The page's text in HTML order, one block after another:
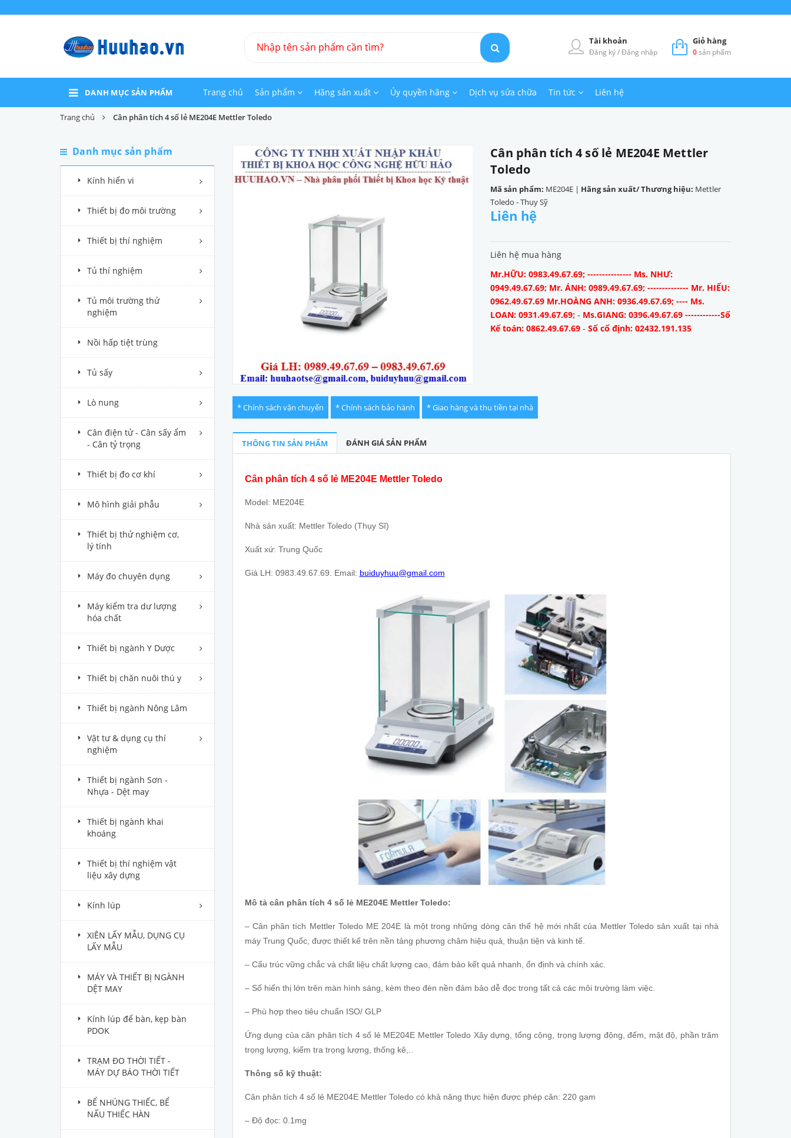
Giỏ hàng
0sản phẩm
Tài khoản
Đăng ký/Đăng nhập
DANH MỤC SẢN PHẨM Trang chủ Sản phẩm Hãng sản xuất Ủy quyền hãng Dịch vụ sửa chữa Tin tức Liên hệ
Trang chủ Cân phân tích 4 số lẻ ME204E Mettler Toledo
Danh mục sản phẩm
Kính hiển vi
Thiết bị đo môi trường
Thiết bị thí nghiệm
Tủ thí nghiệm
Tủ môi trường thử
nghiệm
Nồi hấp tiệt trùng
Tủ sấy
Lò nung
Cân điện tử - Cân sấy ẩm
- Cân tỷ trọng
Thiết bị đo cơ khí
Mô hình giải phẫu
Thiết bị thử nghiệm cơ,
lý tính
Máy đo chuyên dụng
Máy kiểm tra dư lượng
hóa chất
Thiết bị ngành Y Dược
Thiết bị chăn nuôi thú y
Thiết bị ngành Nông Lâm
Vật tư & dụng cụ thí
nghiệm
Thiết bị ngành Sơn -
Nhựa - Dệt may
Thiết bị ngành khai
khoáng
Thiết bị thí nghiệm vật
liệu xây dựng
Kính lúp
XIÊN LẤY MẪU, DỤNG CỤ
LẤY MẪU
MÁY VÀ THIẾT BỊ NGÀNH
DỆT MAY
Kính lúp để bàn, kẹp bàn
PDOK
TRẠM ĐO THỜI TIẾT -
MÁY DỰ BÁO THỜI TIẾT
BỂ NHÚNG THIẾC, BỂ
NẤU THIẾC HÀN
Cân phân tích 4 số lẻ ME204E Mettler
Toledo
Mã sản phẩm: ME204E | Hãng sản xuất/ Thương hiệu: Mettler
Toledo - Thụy Sỹ
Liên hệ
Liên hệ mua hàng
Mr.HỮU: 0983.49.67.69; --------------- Ms. NHƯ:
0949.49.67.69; Mr. ÁNH: 0989.49.67.69; -------------- Mr. HIẾU:
0962.49.67.69 Mr.HOÀNG ANH: 0936.49.67.69; ---- Ms.
LOAN: 0931.49.67.69; - Ms.GIANG: 0396.49.67.69 ------------Số
Kế toán: 0862.49.67.69 -Số cố định: 02432.191.135
* Chính sách vận chuyển * Chính sách bảo hành * Giao hàng và thu tiền tại nhà
THÔNG TIN SẢN PHẨM ĐÁNH GIÁ SẢN PHẨM
Cân phân tích 4 số lẻ ME204E Mettler Toledo
Model: ME204E
Nhà sản xuất: Mettler Toledo (Thụy Sĩ)
Xuất xứ: Trung Quốc
Giá LH: 0983.49.67.69. Email: buiduyhuu@gmail.com
Mô tả cân phân tích 4 số lẻ ME204E Mettler Toledo:
– Cân phân tích Mettler Toledo ME 204E là một trong những dòng cân thế hệ mới nhất của Mettler Toledo sản xuất tại nhà
máy Trung Quốc, được thiết kế trên nền tảng phương châm hiệu quả, thuận tiện và kinh tế.
– Cấu trúc vững chắc và chất liệu chất lượng cao, đảm bảo kết quả nhanh, ổn định và chính xác.
– Số hiển thị lớn trên màn hình sáng, kèm theo đèn nền đảm bảo dễ đọc trong tất cả các môi trường làm việc.
– Phù hợp theo tiêu chuẩn ISO/ GLP
Ứng dụng của cân phân tích 4 số lẻ ME204E Mettler Toledo Xây dựng, tổng cộng, trọng lượng động, đếm, mật độ, phần trăm
trọng lượng, kiểm tra trọng lượng, thống kê,..
Thông số kỹ thuật:
Cân phân tích 4 số lẻ ME204E Mettler Toledo có khả năng thực hiện được phép cân: 220 gam
– Độ đọc: 0.1mg